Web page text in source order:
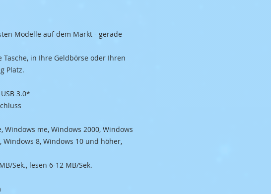
USB Stick`s
Modelle auf dem Markt - gerade
in Ihre Geldbörse oder Ihren
Platz.
3.0*
Windows me, Windows 2000, Windows
Windows 8, Windows 10 und höher,
Sek., lesen 6-12 MB/Sek.